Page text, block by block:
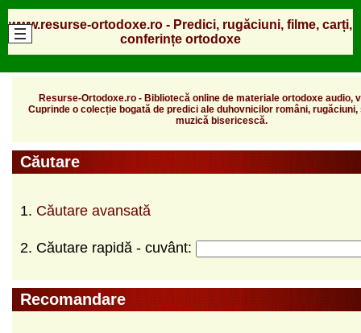
www.resurse-ortodoxe.ro - Predici, rugăciuni, filme, carți,
conferințe ortodoxe
Resurse-Ortodoxe.ro - Bibliotecă online de materiale ortodoxe audio,
Cuprinde o colecție bogată de predici ale duhovnicilor români, rugăciuni,
muzică bisericescă.
Căutare
1. Căutare avansată
2. Căutare rapidă - cuvânt:
Recomandare